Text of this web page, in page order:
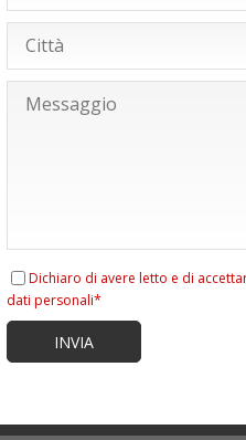
Dichiaro di avere letto e di
dati personali